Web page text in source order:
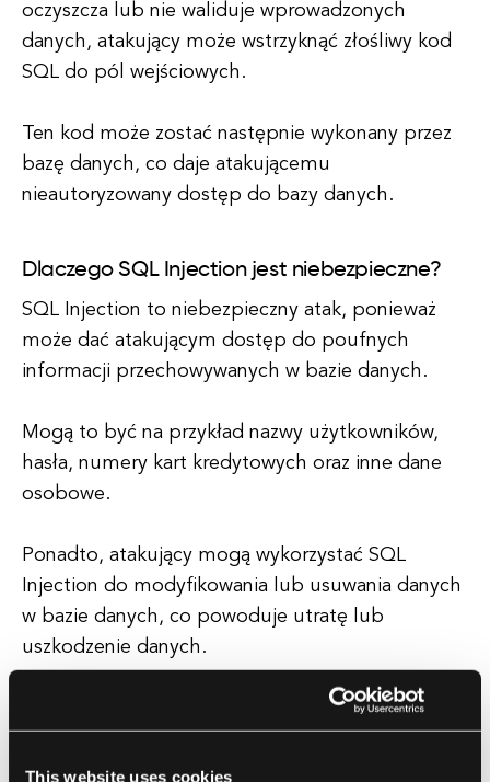
This website uses cookies
oczyszcza lub nie waliduje wprowadzonych
danych, atakujący może wstrzyknąć złośliwy kod
SQL do pól wejściowych.
Ten kod może zostać następnie wykonany przez
bazę danych, co daje atakującemu
nieautoryzowany dostęp do bazy danych.
Dlaczego SQL Injection jest niebezpieczne?
SQL Injection to niebezpieczny atak, ponieważ
może dać atakującym dostęp do poufnych
informacji przechowywanych w bazie danych.
Mogą to być na przykład nazwy użytkowników,
hasła, numery kart kredytowych oraz inne dane
osobowe.
Ponadto, atakujący mogą wykorzystać SQL
Injection do modyfikowania lub usuwania danych
w bazie danych, co powoduje utratę lub
uszkodzenie danych.
Może to mieć poważne konsekwencje dla firm, w
skutki prawne.